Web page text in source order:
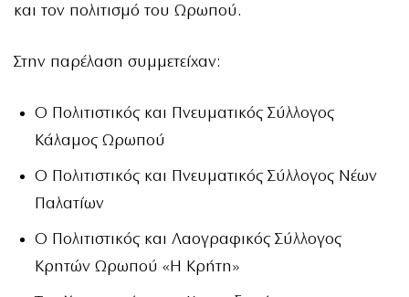
και τον πολιτισμό του Ωρωπού.
Στην παρέλαση συμμετείχαν:
Ο Πολιτιστικός και Πνευματικός Σύλλογος
Κάλαμος Ωρωπού
Ο Πολιτιστικός και Πνευματικός Σύλλογος Νέων
Παλατίων
Ο Πολιτιστικός και Λαογραφικός Σύλλογος
Κρητών Ωρωπού «Η Κρήτη»